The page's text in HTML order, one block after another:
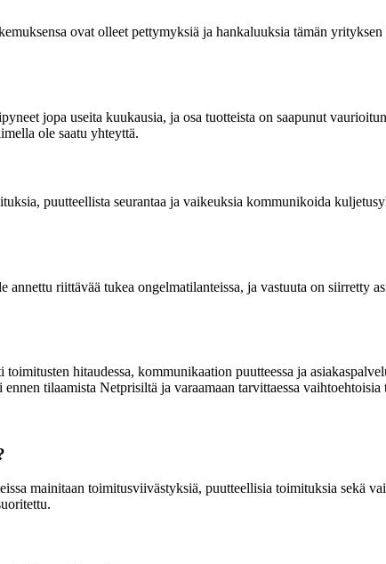
ovat olleet pettymyksiä ja hankaluuksia tämän
jopa useita kuukausia, ja osa tuotteista on saapunut
ole saatu yhteyttä.
puutteellista seurantaa ja vaikeuksia kommunikoida
riittävää tukea ongelmatilanteissa, ja vastuuta on siirretty
hitaudessa, kommunikaation puutteessa ja
tilaamista Netprisiltä ja varaamaan tarvittaessa
mainitaan toimitusviivästyksiä, puutteellisia toimituksia sekä